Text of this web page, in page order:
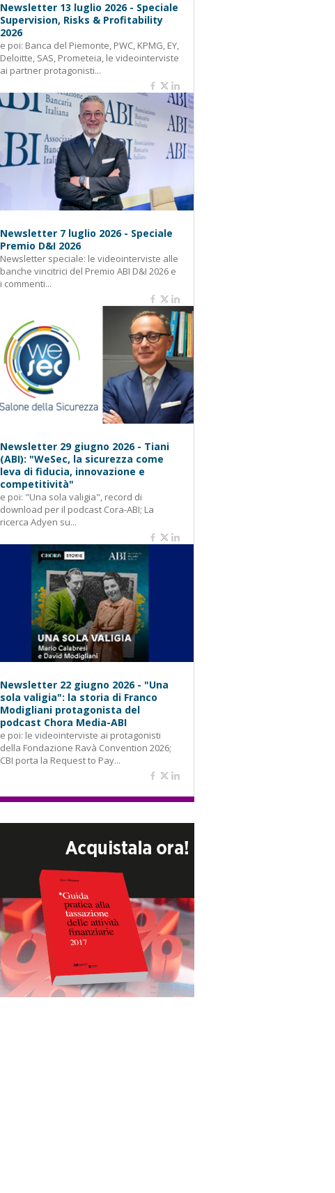
Newsletter 13 luglio 2026 - Speciale
Supervision, Risks & Profitability
2026
e poi: Banca del Piemonte, PWC, KPMG, EY,
Deloitte, SAS, Prometeia, le videointerviste
ai partner protagonisti...
Newsletter 7 luglio 2026 - Speciale
Premio D&I 2026
Newsletter speciale: le videointerviste alle
banche vincitrici del Premio ABI D&I 2026 e
i commenti...
Newsletter 29 giugno 2026 - Tiani
(ABI): "WeSec, la sicurezza come
leva di fiducia, innovazione e
competitività"
e poi: "Una sola valigia", record di
download per il podcast Cora-ABI; La
ricerca Adyen su...
Newsletter 22 giugno 2026 - "Una
sola valigia": la storia di Franco
Modigliani protagonista del
podcast Chora Media-ABI
e poi: le videointerviste ai protagonisti
della Fondazione Ravà Convention 2026;
CBI porta la Request to Pay...